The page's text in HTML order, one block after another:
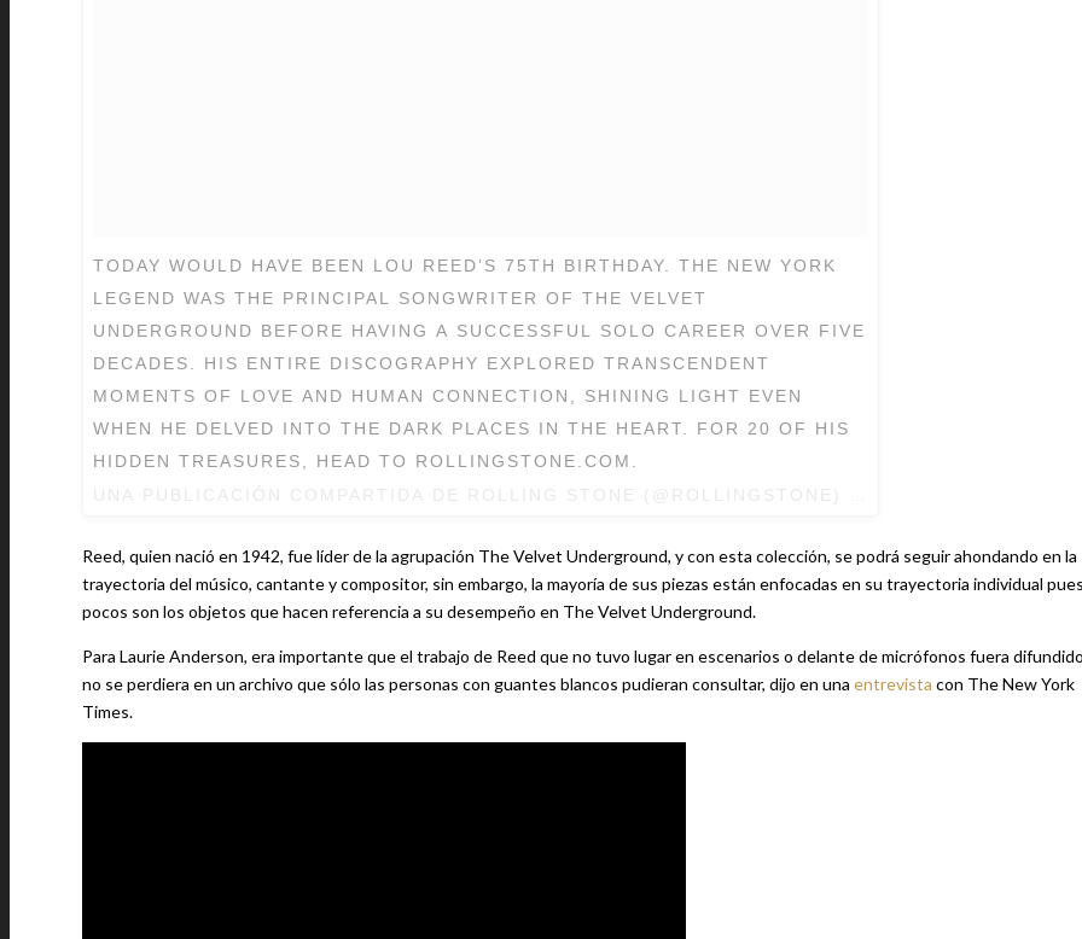
TODAY WOULD HAVE BEEN LOU REED’S 75TH BIRTHDAY. THE NEW YORK
LEGEND WAS THE PRINCIPAL SONGWRITER OF THE VELVET
UNDERGROUND BEFORE HAVING A SUCCESSFUL SOLO CAREER OVER FIVE
DECADES. HIS ENTIRE DISCOGRAPHY EXPLORED TRANSCENDENT
MOMENTS OF LOVE AND HUMAN CONNECTION, SHINING LIGHT EVEN
WHEN HE DELVED INTO THE DARK PLACES IN THE HEART. FOR 20 OF HIS
HIDDEN TREASURES, HEAD TO ROLLINGSTONE.COM.
Reed, quien nació en 1942, fue líder de la agrupación The Velvet Underground, y con esta colección, se podrá seguir ahondando en la
trayectoria del músico, cantante y compositor, sin embargo, la mayoría de sus piezas están enfocadas en su trayectoria individual pues
pocos son los objetos que hacen referencia a su desempeño en The Velvet Underground.
Para Laurie Anderson, era importante que el trabajo de Reed que no tuvo lugar en escenarios o delante de micrófonos fuera
no se perdiera en un archivo que sólo las personas con guantes blancos pudieran consultar, dijo en una entrevista con The New York
Times.